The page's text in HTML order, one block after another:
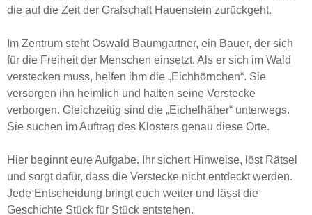
die auf die Zeit der Grafschaft Hauenstein zurückgeht.
Im Zentrum steht Oswald Baumgartner, ein Bauer, der sich
für die Freiheit der Menschen einsetzt. Als er sich im Wald
verstecken muss, helfen ihm die „Eichhörnchen“. Sie
versorgen ihn heimlich und halten seine Verstecke
verborgen. Gleichzeitig sind die „Eichelhäher“ unterwegs.
Sie suchen im Auftrag des Klosters genau diese Orte.
Hier beginnt eure Aufgabe. Ihr sichert Hinweise, löst Rätsel
und sorgt dafür, dass die Verstecke nicht entdeckt werden.
Jede Entscheidung bringt euch weiter und lässt die
Geschichte Stück für Stück entstehen.